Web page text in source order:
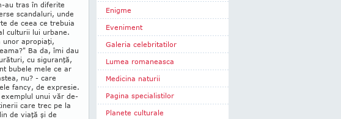
au tras în diferite
scandaluri, unde
de ceea ce trebuia
culturii lui urbane.
unor apropiaţi,
Ba da, îmi dau
cu siguranţă,
bubele mele ce ar
nu? - care
fancy, de expresie.
unui văr de-
care trec pe la
de viaţă şi de
Enigme
Eveniment
Galeria celebritatilor
Lumea romaneasca
Medicina naturii
Pagina specialistilor
Planete culturale